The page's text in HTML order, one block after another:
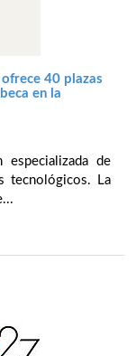
40 plazas
en la
especializada de
tecnológicos. La